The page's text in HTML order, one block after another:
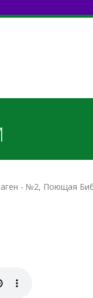
- №2, Поющая